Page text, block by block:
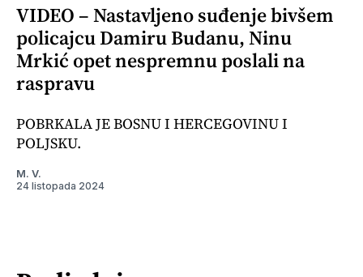
VIDEO – Nastavljeno suđenje bivšem
policajcu Damiru Budanu, Ninu
Mrkić opet nespremnu poslali na
raspravu
POBRKALA JE BOSNU I HERCEGOVINU I
POLJSKU.
M. V.
24 listopada 2024